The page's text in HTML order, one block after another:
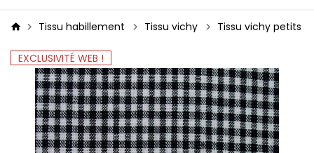
Tissu habillement Tissu vichy Tissu vichy petits
EXCLUSIVITÉ WEB !